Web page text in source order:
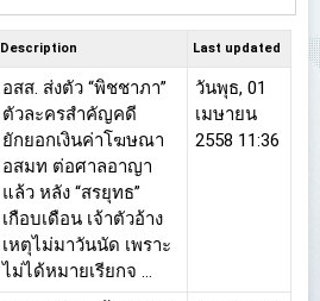
Description Last updated
อสส. ส่งตัว “พิชชาภา”
ตัวละครสำคัญคดี
ยักยอกเงินค่าโฆษณา
อสมท ต่อศาลอาญา
แล้ว หลัง “สรยุทธ”
เกือบเดือน เจ้าตัวอ้าง
เหตุไม่มาวันนัด เพราะ
ไม่ได้หมายเรียกจ ...
วันพุธ, 01
เมษายน
2558 11:36